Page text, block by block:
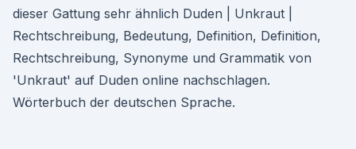
dieser Gattung sehr ähnlich Duden | Unkraut |
Rechtschreibung, Bedeutung, Definition, Definition,
Rechtschreibung, Synonyme und Grammatik von
'Unkraut' auf Duden online nachschlagen.
Wörterbuch der deutschen Sprache.